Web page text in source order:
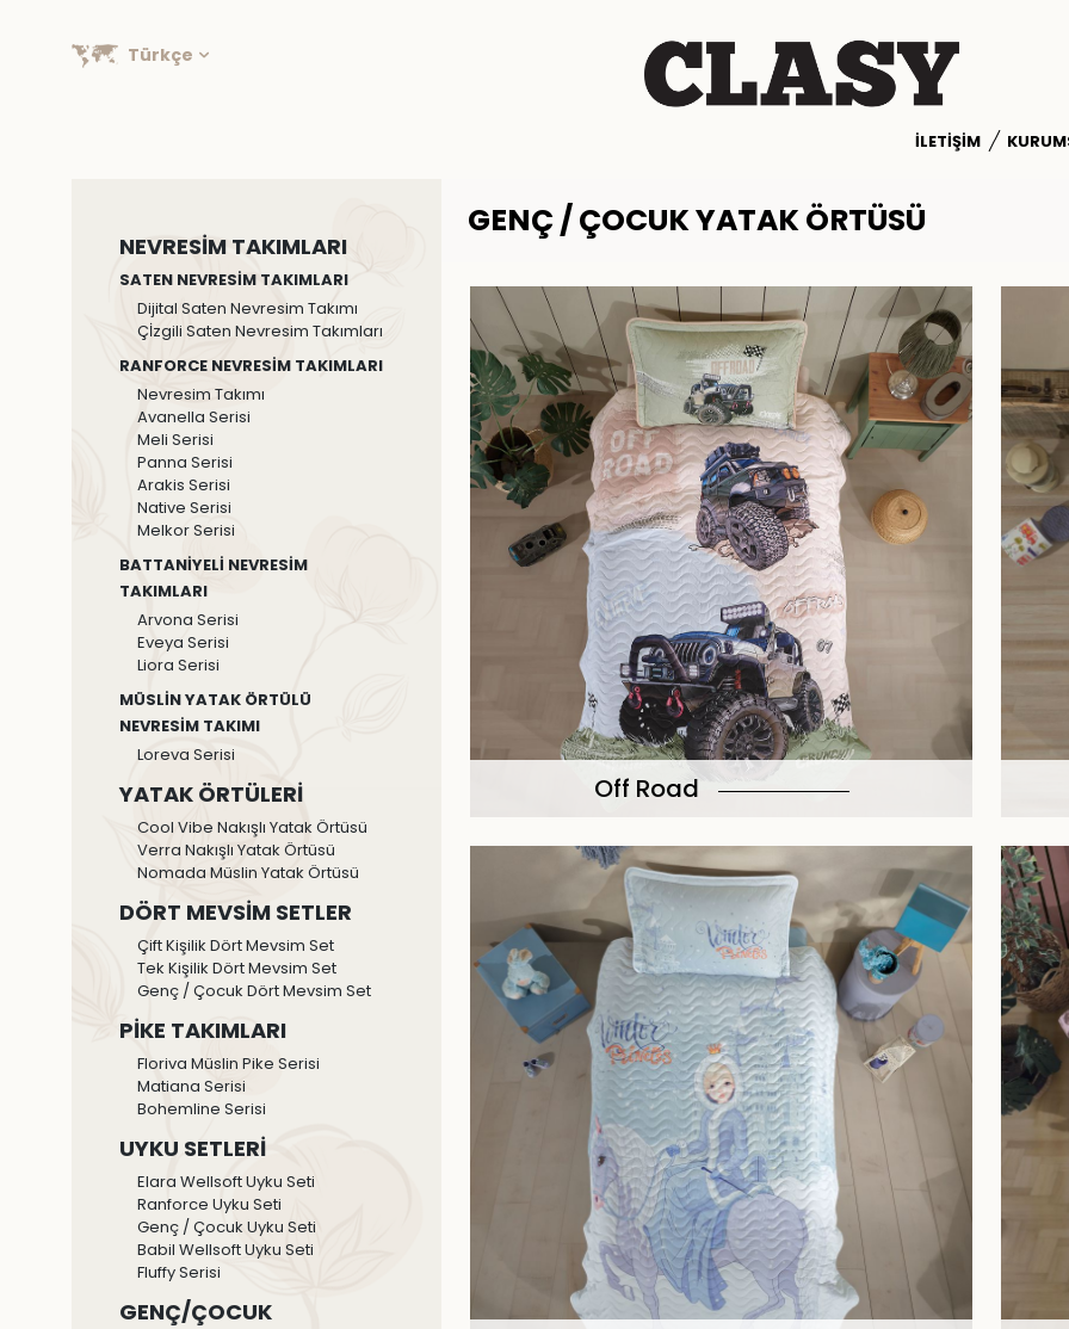
Türkçe
İLETIŞIM
NEVRESİM TAKIMLARI
SATEN NEVRESİM TAKIMLARI
Dijital Saten Nevresim Takımı
Çİzgili Saten Nevresim Takımları
RANFORCE NEVRESİM TAKIMLARI
Nevresim Takımı
Avanella Serisi
Meli Serisi
Panna Serisi
Arakis Serisi
Native Serisi
Melkor Serisi
BATTANİYELİ NEVRESİM
TAKIMLARI
Arvona Serisi
Eveya Serisi
Liora Serisi
MÜSLİN YATAK ÖRTÜLÜ
NEVRESİM TAKIMI
Loreva Serisi
YATAK ÖRTÜLERİ
Cool Vibe Nakışlı Yatak Örtüsü
Verra Nakışlı Yatak Örtüsü
Nomada Müslin Yatak Örtüsü
DÖRT MEVSİM SETLER
Çift Kişilik Dört Mevsim Set
Tek Kişilik Dört Mevsim Set
Genç / Çocuk Dört Mevsim Set
PİKE TAKIMLARI
Floriva Müslin Pike Serisi
Matiana Serisi
Bohemline Serisi
UYKU SETLERİ
Elara Wellsoft Uyku Seti
Ranforce Uyku Seti
Genç / Çocuk Uyku Seti
Babil Wellsoft Uyku Seti
Fluffy Serisi
GENÇ/ÇOCUK
GENÇ / ÇOCUK YATAK ÖRTÜSÜ
Off Road